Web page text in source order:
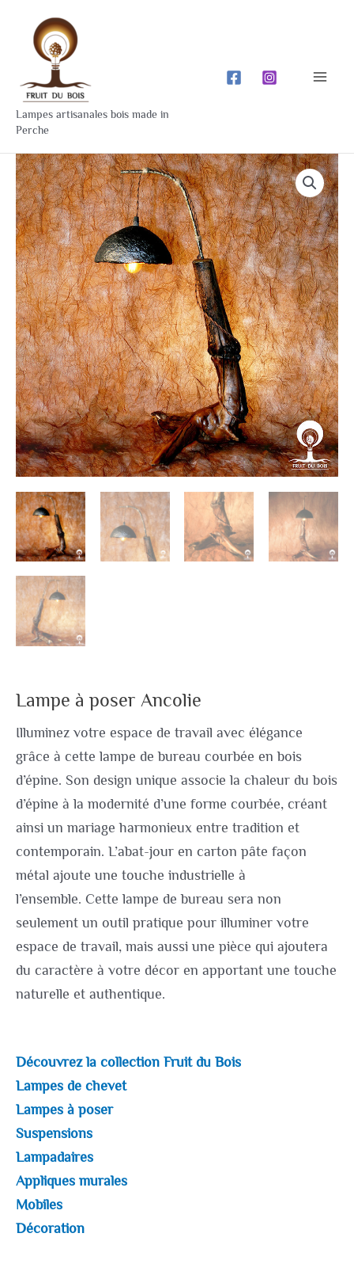
contenu
Lampes artisanales bois made in
Perche
Lampe à poser Ancolie
Illuminez votre espace de travail avec élégance
grâce à cette lampe de bureau courbée en bois
d’épine. Son design unique associe la chaleur du bois
d’épine à la modernité d’une forme courbée, créant
ainsi un mariage harmonieux entre tradition et
contemporain. L’abat-jour en carton pâte façon
métal ajoute une touche industrielle à
l’ensemble. Cette lampe de bureau sera non
seulement un outil pratique pour illuminer votre
espace de travail, mais aussi une pièce qui ajoutera
du caractère à votre décor en apportant une touche
naturelle et authentique.
Découvrez la collection Fruit du Bois
Lampes de chevet
Lampes à poser
Suspensions
Lampadaires
Appliques murales
Mobiles
Décoration